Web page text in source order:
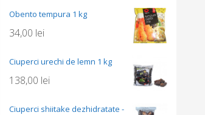
Obento tempura 1 kg
34,00 lei
Ciuperci urechi de lemn 1 kg
138,00 lei
Ciuperci shiitake dezhidratate -